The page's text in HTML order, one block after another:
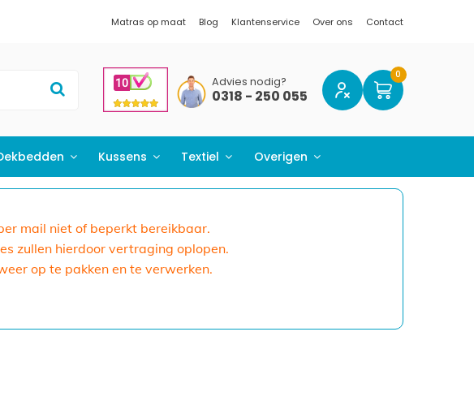
Matras op maat Blog Klantenservice Over ons Contact
Advies nodig?
0318 - 250 055
Kussens Textiel Overigen
mail niet of beperkt bereikbaar.
zullen hierdoor vertraging oplopen.
op te pakken en te verwerken.